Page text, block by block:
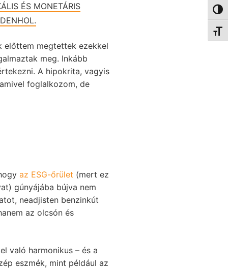
ÉS MONETÁRIS
előttem megtettek ezekkel
meg. Inkább
A hipokrita, vagyis
foglalkozom, de
az ESG-őrület (mert ez
gúnyájába bújva nem
neadjisten benzinkút
az olcsón és
való harmonikus – és a
eszmék, mint például az